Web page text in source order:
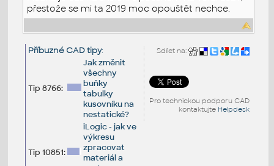
přestože se mi ta 2019 moc opouštět nechce.
Sdílet na:
Pro technickou podporu CAD
kontaktujte Helpdesk
Příbuzné CAD tipy:
Tip 8766:
Jak změnit
všechny
buňky
tabulky
kusovníku na
nestatické?
Tip 10851:
iLogic - jak ve
výkresu
zpracovat
materiál a